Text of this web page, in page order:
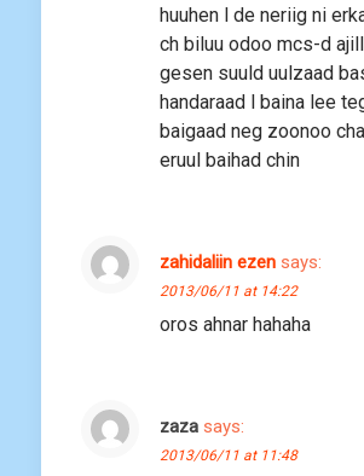
huuhen l de neriig ni
ch biluu odoo mcs-d
gesen suuld uulzaad
handaraad l baina lee
baigaad neg zoonoo
eruul baihad chin
zahidaliin ezen says:
2013/06/11 at 14:22
oros ahnar hahaha
zaza says:
2013/06/11 at 11:48